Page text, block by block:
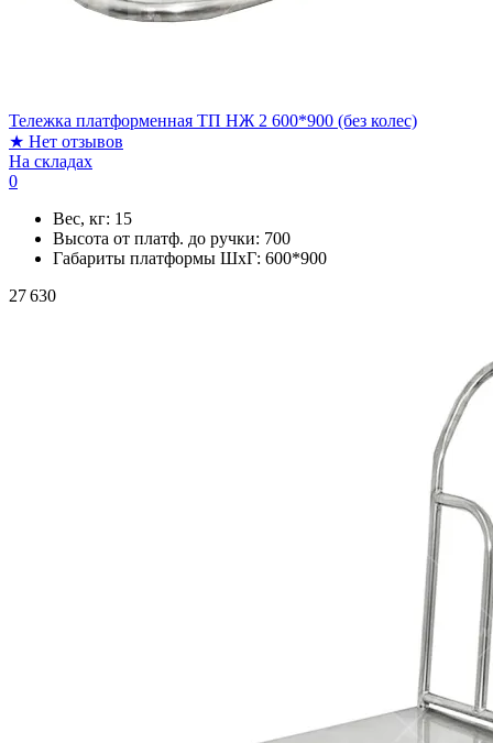
Тележка платформенная ТП НЖ 2 600*900 (без колес)
★ Нет отзывов
На складах
0
Вес, кг: 15
Высота от платф. до ручки: 700
Габариты платформы ШxГ: 600*900
27 630